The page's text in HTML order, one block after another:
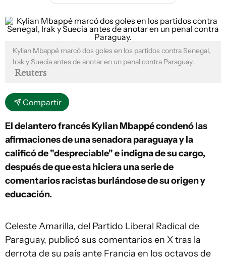
Kylian Mbappé marcó dos goles en los partidos contra Senegal,
Irak y Suecia antes de anotar en un penal contra Paraguay.
Reuters
Compartir
El delantero francés Kylian Mbappé condenó las
afirmaciones de una senadora paraguaya y la
calificó de "despreciable" e indigna de su cargo,
después de que esta hiciera una serie de
comentarios racistas burlándose de su origen y
educación.
Celeste Amarilla, del Partido Liberal Radical de
Paraguay, publicó sus comentarios en X tras la
derrota de su país ante Francia en los octavos de